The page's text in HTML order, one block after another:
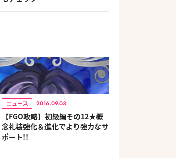
ニュース 2016.09.03
【FGO攻略】初級編その12★概
念礼装強化＆進化でより強力なサ
ポート!!